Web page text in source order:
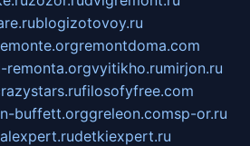
blogizotovoy.ru
remontdoma.com
remonta.orgvyitikho.rumirjon.ru
filosofyfree.com
buffett.orggreleon.comsp-or.ru
detkiexpert.ru